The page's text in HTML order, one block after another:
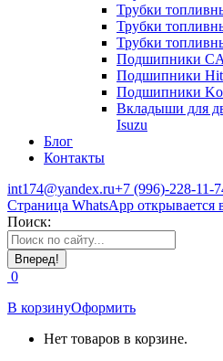
Трубки
Трубки
Трубки
Подшипники
Подшипники
Подшипники
Вкладыши для
Isuzu
Блог
Контакты
int174@yandex.ru+7 (996)-228-11-
Страница WhatsApp открывается
Поиск:
0
В корзинуОформить
Нет товаров в корзине.